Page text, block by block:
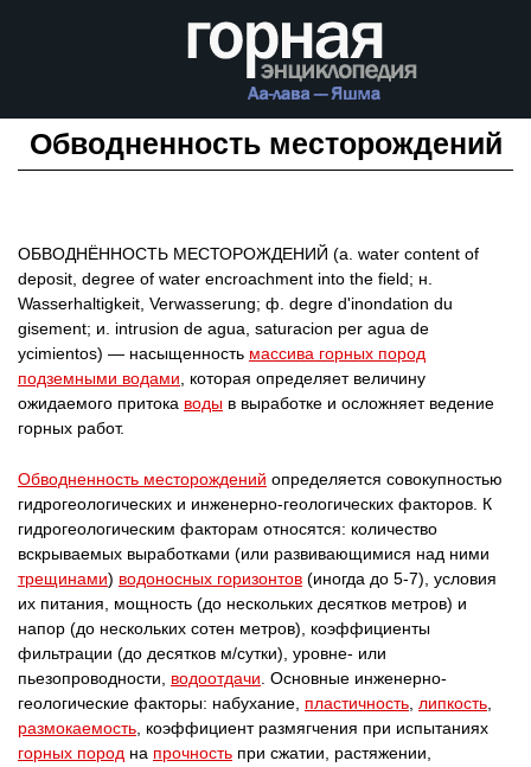
Обводненность месторождений
ОБВОДНЁННОСТЬ МЕСТОРОЖДЕНИЙ (а. water соntent of
deposit, degree of water encroachment into the field; н.
Wasserhaltigkeit, Verwasserung; ф. degre d'inondation du
gisement; и. intrusion de agua, saturacion per agua de
ycimientos) — насыщенность массива горных пород
подземными водами , которая определяет величину
ожидаемого притока воды в выработке и осложняет ведение
горных работ.
Обводненность месторождений определяется совокупностью
гидрогеологических и инженерно-геологических факторов. К
гидрогеологическим факторам относятся: количество
вскрываемых выработками (или развивающимися над ними
трещинами) водоносных горизонтов (иногда до 5-7), условия
их питания, мощность (до нескольких десятков метров) и
напор (до нескольких сотен метров), коэффициенты
фильтрации (до десятков м/сутки), уровне- или
пьезопроводности, водоотдачи . Основные инженерно-
геологические факторы: набухание, пластичность липкость
размокаемость , коэффициент размягчения при испытаниях
горных пород на прочность при сжатии, растяжении,